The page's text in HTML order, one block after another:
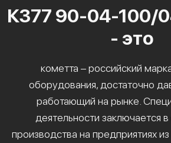
К377 90-04-100/
- это
кометта – российский
оборудования, достаточно
работающий на рынке.
деятельности заключается
производства на предприятиях